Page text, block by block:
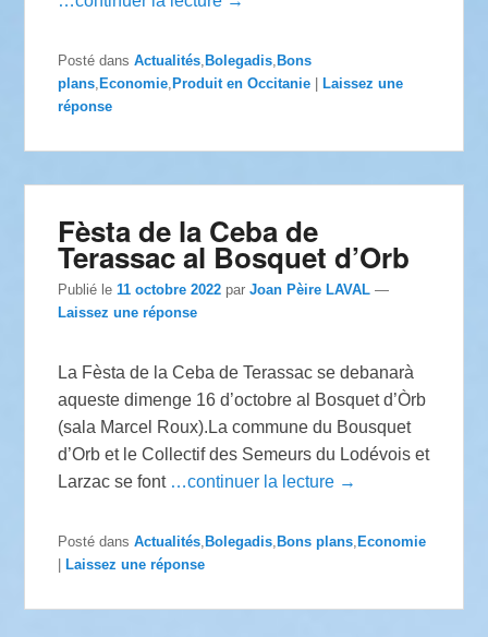
Posté dans Actualités ,Bolegadis ,Bons
plans ,Economie ,Produit en Occitanie |Laissez une
réponse
Fèsta de la Ceba de
Terassac al Bosquet d’Orb
Publié le11 octobre 2022 parJoan Pèire LAVAL —
Laissez une réponse
La Fèsta de la Ceba de Terassac se debanarà
aqueste dimenge 16 d’octobre al Bosquet d’Òrb
(sala Marcel Roux).La commune du Bousquet
d’Orb et le Collectif des Semeurs du Lodévois et
Larzac se font …continuer la lecture →
Posté dans Actualités, Bolegadis, Bons plans, Economie
Laissez une réponse